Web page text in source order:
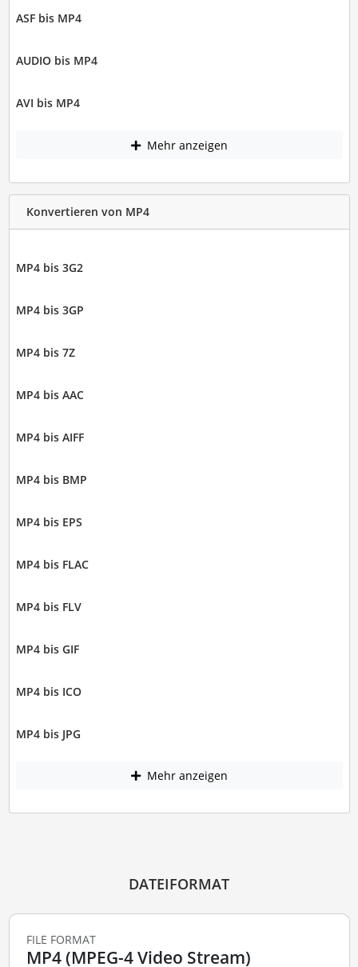
ASF bis MP4
AUDIO bis MP4
AVI bis MP4
Mehr anzeigen
Konvertieren von MP4
MP4 bis 3G2
MP4 bis 3GP
MP4 bis 7Z
MP4 bis AAC
MP4 bis AIFF
MP4 bis BMP
MP4 bis EPS
MP4 bis FLAC
MP4 bis FLV
MP4 bis GIF
MP4 bis ICO
MP4 bis JPG
Mehr anzeigen
DATEIFORMAT
FILE FORMAT
MP4 (MPEG-4 Video Stream)